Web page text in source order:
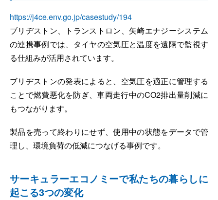
https://j4ce.env.go.jp/casestudy/194
ブリヂストン、トランストロン、矢崎エナジーシステム
の連携事例では、タイヤの空気圧と温度を遠隔で監視す
る仕組みが活用されています。
ブリヂストンの発表によると、空気圧を適正に管理する
ことで燃費悪化を防ぎ、車両走行中のCO2排出量削減に
もつながります。
製品を売って終わりにせず、使用中の状態をデータで管
理し、環境負荷の低減につなげる事例です。
サーキュラーエコノミーで私たちの暮らしに
起こる3つの変化